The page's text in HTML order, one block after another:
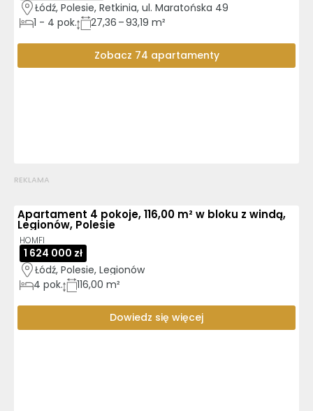
Łódź, Polesie, Retkinia, ul. Maratońska 49
1 - 4 pok. 27,36 – 93,19 m²
Zobacz 74 apartamenty
REKLAMA
Apartament 4 pokoje, 116,00 m² w bloku z windą,
Legionów, Polesie
HOMFI
1 624 000 zł
Łódź, Polesie, Legionów
4 pok. 116,00 m²
Dowiedz się więcej